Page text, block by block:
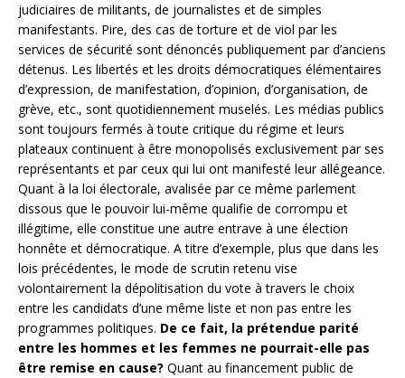
judiciaires de militants, de journalistes et de simples
manifestants. Pire, des cas de torture et de viol par les
services de sécurité sont dénoncés publiquement par d’anciens
détenus. Les libertés et les droits démocratiques élémentaires
d’expression, de manifestation, d’opinion, d’organisation, de
grève, etc., sont quotidiennement muselés. Les médias publics
sont toujours fermés à toute critique du régime et leurs
plateaux continuent à être monopolisés exclusivement par ses
représentants et par ceux qui lui ont manifesté leur allégeance.
Quant à la loi électorale, avalisée par ce même parlement
dissous que le pouvoir lui-même qualifie de corrompu et
illégitime, elle constitue une autre entrave à une élection
honnête et démocratique. A titre d’exemple, plus que dans les
lois précédentes, le mode de scrutin retenu vise
volontairement la dépolitisation du vote à travers le choix
entre les candidats d’une même liste et non pas entre les
programmes politiques. De ce fait, la prétendue parité
entre les hommes et les femmes ne pourrait-elle pas
être remise en cause? Quant au financement public de